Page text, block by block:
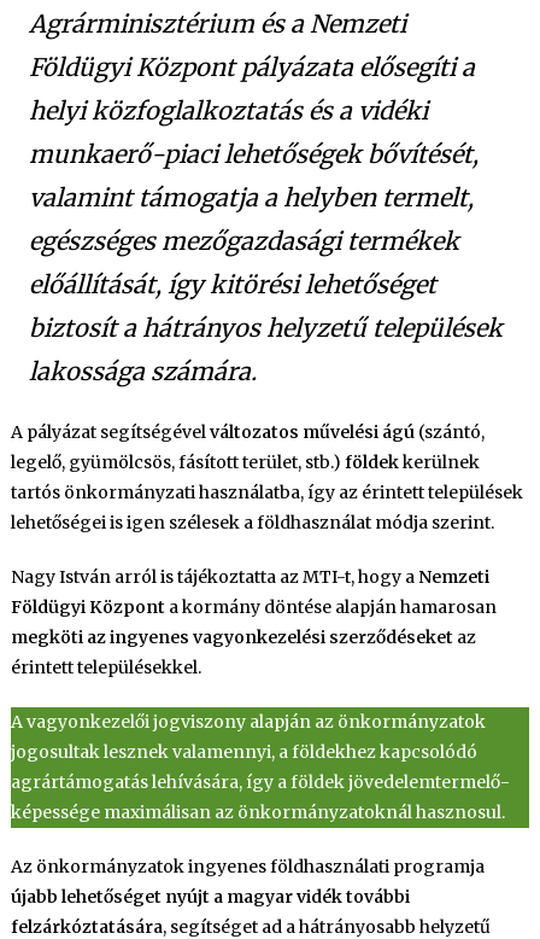
Agrárminisztérium és a Nemzeti
Földügyi Központ pályázata elősegíti a
helyi közfoglalkoztatás és a vidéki
munkaerő-piaci lehetőségek bővítését,
valamint támogatja a helyben termelt,
egészséges mezőgazdasági termékek
előállítását, így kitörési lehetőséget
biztosít a hátrányos helyzetű települések
lakossága számára.
A pályázat segítségévelváltozatos művelési ágú(szántó,
legelő, gyümölcsös, fásított terület, stb.) földekkerülnek
tartós önkormányzati használatba, így az érintett települések
lehetőségei is igen szélesek a földhasználat módja szerint.
Nagy István arról is tájékoztatta az MTI-t, hogy aNemzeti
Földügyi Központa kormány döntése alapján hamarosan
megköti az ingyenes vagyonkezelési szerződéseketaz
érintett településekkel.
A vagyonkezelői jogviszony alapján az önkormányzatok
jogosultak lesznek valamennyi, a földekhez kapcsolódó
agrártámogatás lehívására, így a földek jövedelemtermelő-
képessége maximálisan az önkormányzatoknál hasznosul.
Az önkormányzatok ingyenes földhasználati programja
újabb lehetőséget nyújt a magyar vidék további
felzárkóztatására, segítséget ad a hátrányosabb helyzetű